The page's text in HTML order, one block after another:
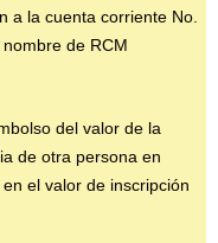
a la cuenta corriente No.
de RCM
del valor de la
de otra persona en
el valor de inscripción